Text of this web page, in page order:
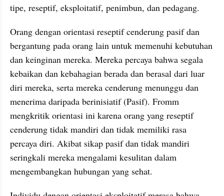
tipe, reseptif, eksploitatif, penimbun, dan pedagang.
Orang dengan orientasi reseptif cenderung pasif dan
bergantung pada orang lain untuk memenuhi kebutuhan
dan keinginan mereka. Mereka percaya bahwa segala
kebaikan dan kebahagian berada dan berasal dari luar
diri mereka, serta mereka cenderung menunggu dan
menerima daripada berinisiatif (Pasif). Fromm
mengkritik orientasi ini karena orang yang reseptif
cenderung tidak mandiri dan tidak memiliki rasa
percaya diri. Akibat sikap pasif dan tidak mandiri
seringkali mereka mengalami kesulitan dalam
mengembangkan hubungan yang sehat.